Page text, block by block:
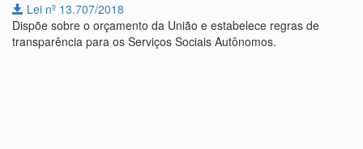
Lei nº 13.707/2018
Dispõe sobre o orçamento da União e estabelece regras de
transparência para os Serviços Sociais Autônomos.